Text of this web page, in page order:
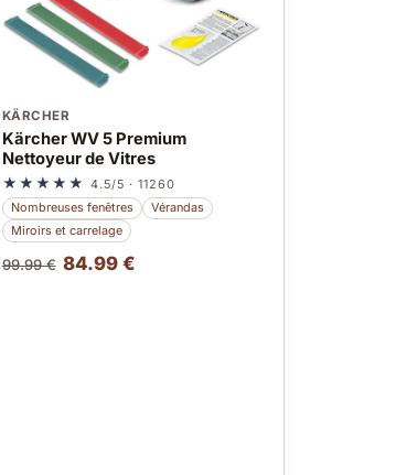
KÄRCHER
Kärcher WV 5 Premium
Nettoyeur de Vitres
★★★★★ 4.5/5 · 11260
Nombreuses fenêtres
Vérandas
Miroirs et carrelage
99.99 € 84.99 €